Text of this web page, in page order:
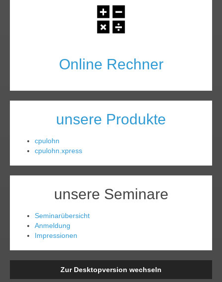
Online Rechner
unsere Produkte
cpulohn
cpulohn.xpress
unsere Seminare
Seminarübersicht
Anmeldung
Impressionen
Zur Desktopversion wechseln